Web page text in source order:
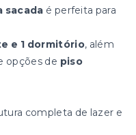
sacada é perfeita para
e 1 dormitório, além
opções de piso
completa de lazer e